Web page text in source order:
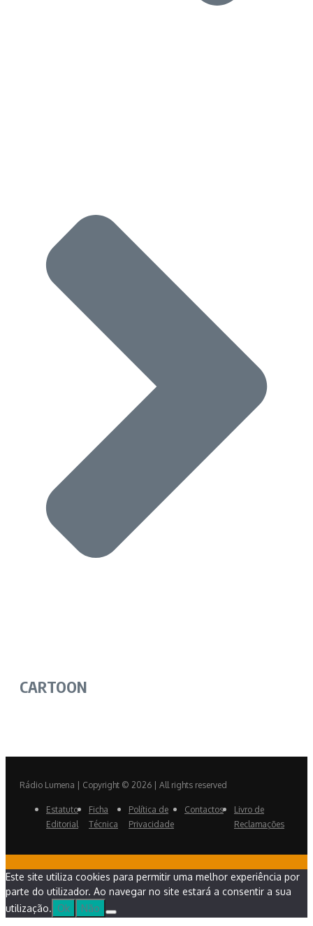
CARTOON
Rádio Lumena | Copyright © 2026 | All rights reserved
Estatuto
Editorial
Ficha
Técnica
Política de
Privacidade
Contactos
Livro de
Reclamações
Este site utiliza cookies para permitir uma melhor experiência por
parte do utilizador. Ao navegar no site estará a consentir a sua
utilização. Ok Não